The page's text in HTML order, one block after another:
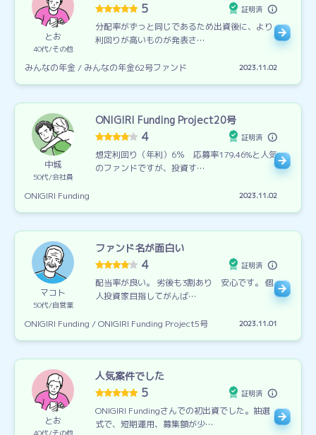
とお
40代 その他
5 証明済
分配率がずっと同じであるため出資後に、より
利回りが高いものが発表さ…
みんなの年金 / みんなの年金62号ファンド 2023.11.02
中城
50代 会社員
ONIGIRI Funding Project20号
4 証明済
想定利回り（年利）6％ 応募率179.46%と人気
のファンドですが、投資す…
ONIGIRI Funding 2023.11.02
マコト
50代 自営業
ファンド名が面白い
4 証明済
配当率が良い。 劣後も3割あり 安心です。 個
人投資家目指してがんば…
ONIGIRI Funding / ONIGIRI Funding Project5号 2023.11.01
とお
40代 その他
人気案件でした
5 証明済
ONIGIRI Fundingさんでの初出資でした。抽選
式で、短期運用、募集額が少…